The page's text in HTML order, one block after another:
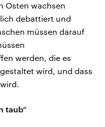
Osten wachsen
debattiert und
müssen darauf
werden, die es
wird, und dass
taub“